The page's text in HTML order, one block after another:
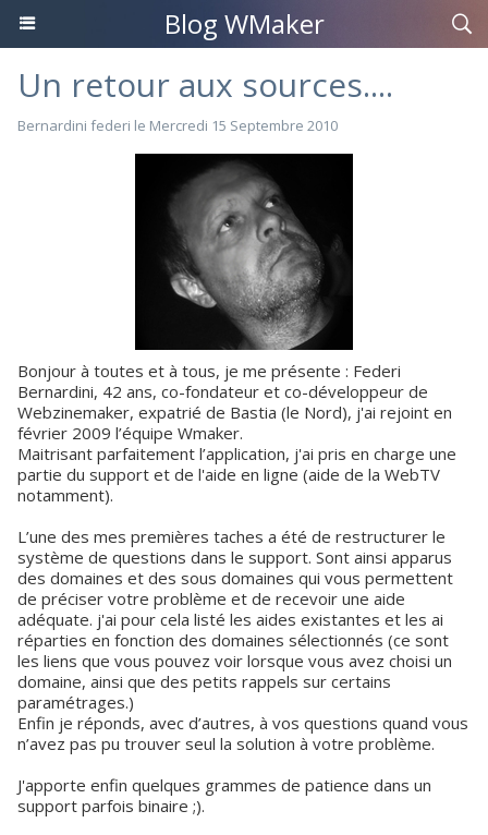
Blog WMaker
Un retour aux sources....
Bernardini federi le Mercredi 15 Septembre 2010
Bonjour à toutes et à tous, je me présente : Federi
Bernardini, 42 ans, co-fondateur et co-développeur de
Webzinemaker, expatrié de Bastia (le Nord), j'ai rejoint en
février 2009 l’équipe Wmaker.
Maitrisant parfaitement l’application, j'ai pris en charge une
partie du support et de l'aide en ligne (aide de la WebTV
notamment).
L’une des mes premières taches a été de restructurer le
système de questions dans le support. Sont ainsi apparus
des domaines et des sous domaines qui vous permettent
de préciser votre problème et de recevoir une aide
adéquate. j'ai pour cela listé les aides existantes et les ai
réparties en fonction des domaines sélectionnés (ce sont
les liens que vous pouvez voir lorsque vous avez choisi un
domaine, ainsi que des petits rappels sur certains
paramétrages.)
Enfin je réponds, avec d’autres, à vos questions quand vous
n’avez pas pu trouver seul la solution à votre problème.
J'apporte enfin quelques grammes de patience dans un
support parfois binaire ;).